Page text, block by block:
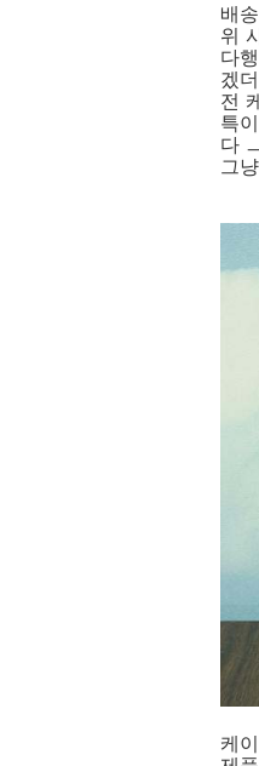
배
위
다
겠
전
특
다
그
케